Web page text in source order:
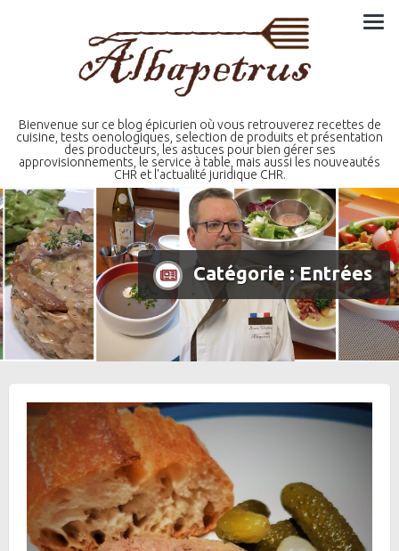
Bienvenue sur ce blog épicurien où vous retrouverez recettes de
cuisine, tests oenologiques, selection de produits et présentation
des producteurs, les astuces pour bien gérer ses
approvisionnements, le service à table, mais aussi les nouveautés
CHR et l'actualité juridique CHR.
Catégorie :Entrées